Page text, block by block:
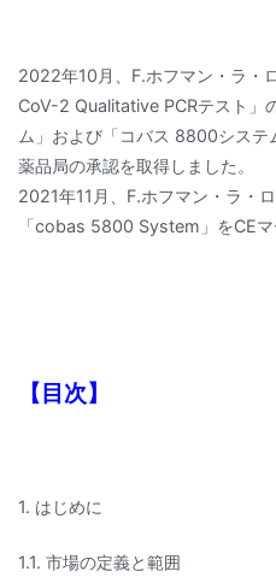
2022年10月、F.ホフマン・ラ・
CoV-2 Qualitative PCRテスト」
ム」および「コバス 8800シス
薬品局の承認を取得しました。
2021年11月、F.ホフマン・ラ・
「cobas 5800 System」をCE
【目次】
1. はじめに
1.1. 市場の定義と範囲